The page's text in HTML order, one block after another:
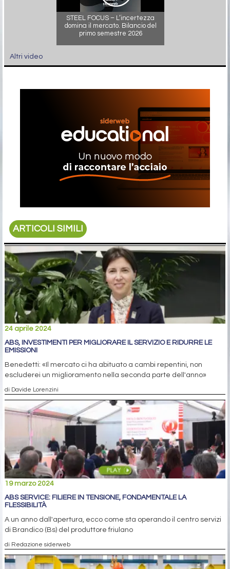
STEEL FOCUS – L’incertezza
domina il mercato. Bilancio del
primo semestre 2026
Altri video
ARTICOLI SIMILI
24 aprile 2024
ABS, INVESTIMENTI PER MIGLIORARE IL SERVIZIO E RIDURRE LE
EMISSIONI
Benedetti: «Il mercato ci ha abituato a cambi repentini, non
escluderei un miglioramento nella seconda parte dell'anno»
di Davide Lorenzini
19 marzo 2024
ABS SERVICE: FILIERE IN TENSIONE, FONDAMENTALE LA
FLESSIBILITÀ
A un anno dall'apertura, ecco come sta operando il centro servizi
di Brandico (Bs) del produttore friulano
di Redazione siderweb